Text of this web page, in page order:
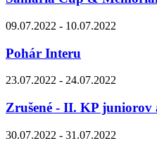
09.07.2022 - 10.07.2022
Pohár Interu
23.07.2022 - 24.07.2022
Zrušené - II. KP juniorov
30.07.2022 - 31.07.2022